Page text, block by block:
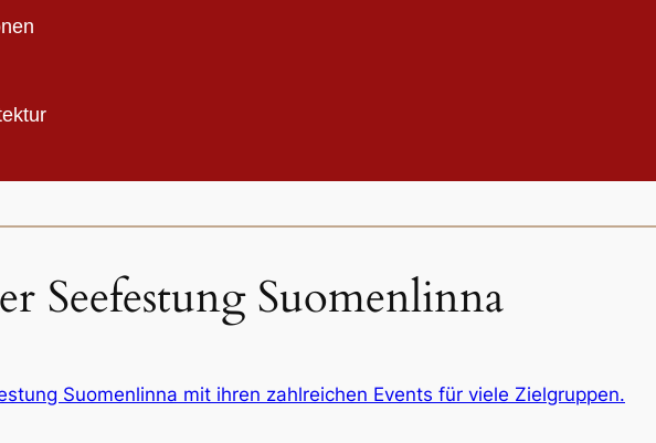
Seefestung Suomenlinna
Suomenlinna mit ihren zahlreichen Events für viele Zielgruppen.